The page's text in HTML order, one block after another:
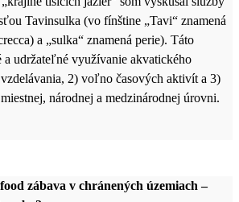
Tavinsulka (vo fínštine „Tavi“ znamená
a „sulka“ znamená perie). Táto
a udržateľné využívanie akvatického
2) voľno časových aktivít a 3)
národnej a medzinárodnej úrovni.
zábava v chránených územiach –